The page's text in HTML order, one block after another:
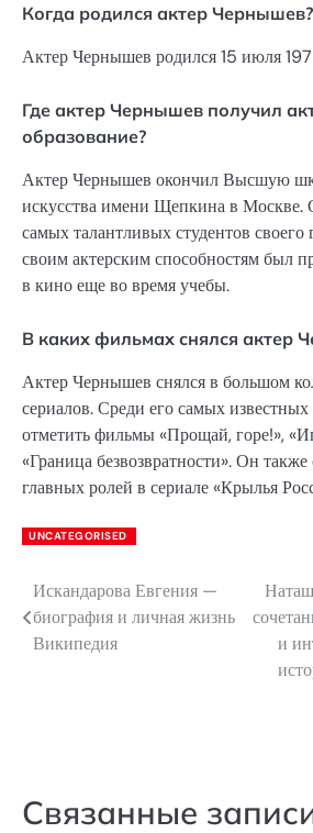
Когда родился актер Чернышев?
Актер Чернышев родился 15 июля
Где актер Чернышев получил
образование?
Актер Чернышев окончил Высшую
искусства имени Щепкина в
самых талантливых студентов своего
своим актерским способностям был
в кино еще во время учебы.
В каких фильмах снялся актер
Актер Чернышев снялся в большом
сериалов. Среди его самых
отметить фильмы «Прощай, горе!»,
«Граница безвозвратности». Он
главных ролей в сериале «Крылья
UNCATEGORISED
Навигация
по
Искандарова Евгения —
биография и личная жизнь
Википедия
и
Связанные